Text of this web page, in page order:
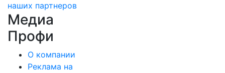
наших партнеров
Медиа
Профи
О компании
Реклама на